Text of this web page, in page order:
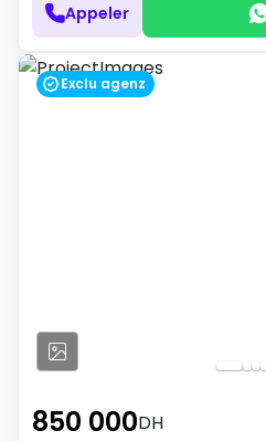
Appeler
Exclu agenz
850 000DH